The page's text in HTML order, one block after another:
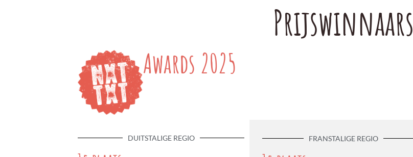
Prijswinnaars
Awards 2025
DUITSTALIGE REGIO FRANSTALIGE REGIO